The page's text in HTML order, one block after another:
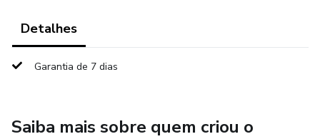
Detalhes
Garantia de 7 dias
Saiba mais sobre quem criou o